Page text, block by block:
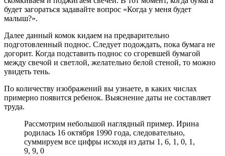
будет загораться задавайте вопрос «Когда у меня будет
малыш?».
Далее данный комок кидаем на предварительно
подготовленный поднос. Следует подождать, пока бумага не
догорит. Когда подставить поднос со сгоревшей бумагой
между свечой и светлой, желательно белой стеной, то можно
увидеть тень.
По количеству изображений вы узнаете, в каких числах
примерно появится ребенок. Выяснение даты не составляет
труда.
Рассмотрим небольшой наглядный пример. Ирина
родилась 16 октября 1990 года, следовательно,
суммируем все цифры исходя из даты 1, 6, 1, 0, 1,
9, 9, 0